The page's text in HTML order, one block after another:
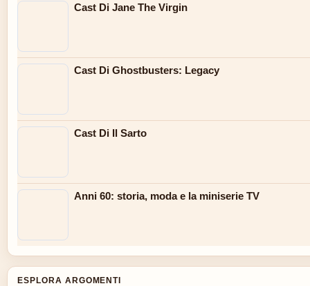
Cast Di Jane The Virgin
Cast Di Ghostbusters: Legacy
Cast Di Il Sarto
Anni 60: storia, moda e la miniserie TV
ESPLORA ARGOMENTI